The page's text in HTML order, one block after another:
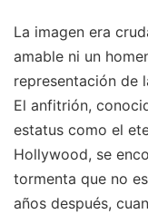
La imagen era
amable ni un
representación de
El anfitrión,
estatus como el
Hollywood, se
tormenta que no
años después,